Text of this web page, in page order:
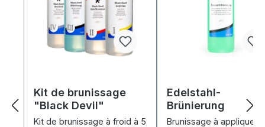
Kit de brunissage
"Black Devil"
Kit de brunissage à froid à 5
Edelstahl-
Brünierung
Brunissage à appliquer